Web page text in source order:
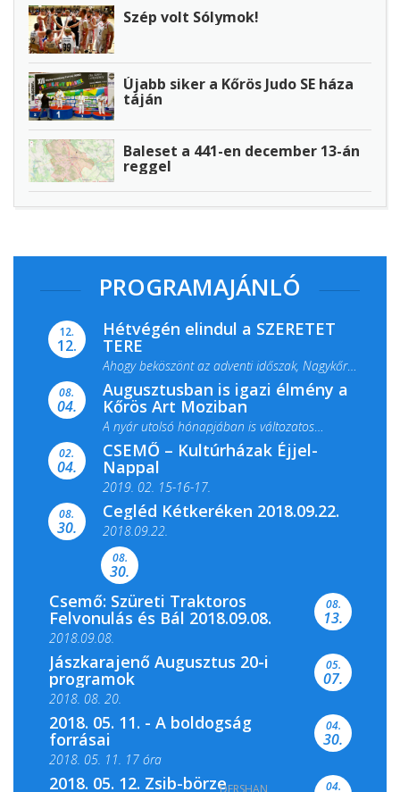
Szép volt Sólymok!
Újabb siker a Kőrös Judo SE háza
táján
Baleset a 441-en december 13-án
reggel
PROGRAMAJÁNLÓ
12.
12.
Hétvégén elindul a SZERETET
TERE
Ahogy beköszönt az adventi időszak, Nagykőrös
ismét megtelik ünnepi fénnyel és közös...
08.
04.
Augusztusban is igazi élmény a
Kőrös Art Moziban
A nyár utolsó hónapjában is változatos
filmkínálattal, családi...
02.
04.
CSEMŐ – Kultúrházak Éjjel-
Nappal
2019. 02. 15-16-17.
Színes és tartalmas programokkal várja a
Csemői Községi Könyvtár és...
08.
30.
Cegléd Kétkeréken 2018.09.22.
2018.09.22.
08.
30.
Csemő: Szüreti Traktoros
Felvonulás és Bál 2018.09.08.
2018.09.08.
08.
13.
Jászkarajenő Augusztus 20-i
programok
2018. 08. 20.
05.
07.
2018. 05. 11. - A boldogság
forrásai
2018. 05. 11. 17 óra
04.
30.
2018. 05. 12. Zsib-börze 04.
DERSHAN